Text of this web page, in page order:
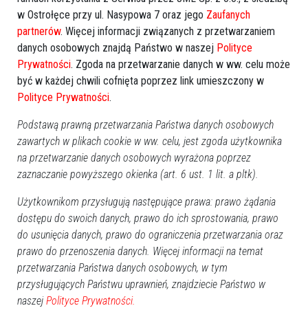
2021-04-15 23:56
w Ostrołęce przy ul. Nasypowa 7 oraz jego Zaufanych
partnerów. Więcej informacji związanych z przetwarzaniem
danych osobowych znajdą Państwo w naszej Polityce
Prywatności. Zgoda na przetwarzanie danych w ww. celu może
być w każdej chwili cofnięta poprzez link umieszczony w
Polityce Prywatności.
Podstawą prawną przetwarzania Państwa danych osobowych
zawartych w plikach cookie w ww. celu, jest zgoda użytkownika
na przetwarzanie danych osobowych wyrażona poprzez
zaznaczanie powyższego okienka (art. 6 ust. 1 lit. a pltk).
Użytkownikom przysługują następujące prawa: prawo żądania
dostępu do swoich danych, prawo do ich sprostowania, prawo
do usunięcia danych, prawo do ograniczenia przetwarzania oraz
prawo do przenoszenia danych. Więcej informacji na temat
przetwarzania Państwa danych osobowych, w tym
przysługujących Państwu uprawnień, znajdziecie Państwo w
naszej Polityce Prywatności.